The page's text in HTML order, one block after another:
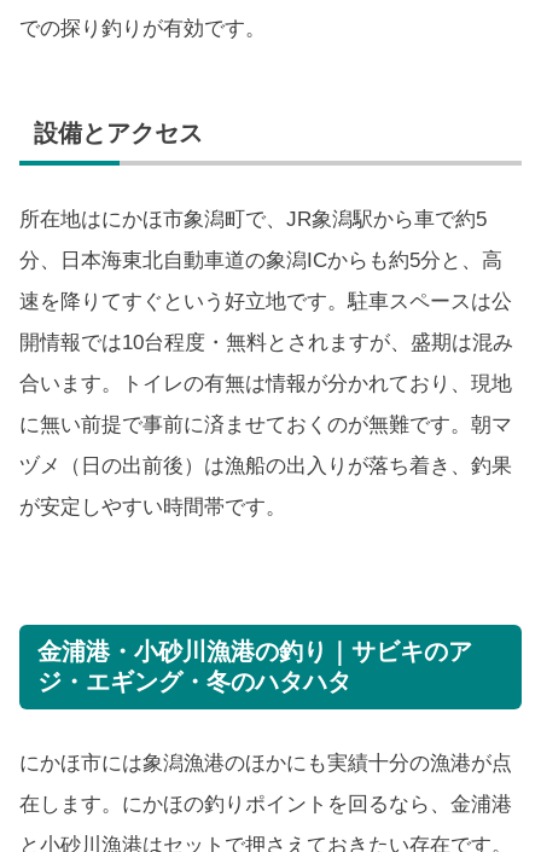
での探り釣りが有効です。
設備とアクセス
所在地はにかほ市象潟町で、JR象潟駅から車で約5
分、日本海東北自動車道の象潟ICからも約5分と、高
速を降りてすぐという好立地です。駐車スペースは公
開情報では10台程度・無料とされますが、盛期は混み
合います。トイレの有無は情報が分かれており、現地
に無い前提で事前に済ませておくのが無難です。朝マ
ヅメ（日の出前後）は漁船の出入りが落ち着き、釣果
が安定しやすい時間帯です。
金浦港・小砂川漁港の釣り｜サビキのア
ジ・エギング・冬のハタハタ
にかほ市には象潟漁港のほかにも実績十分の漁港が点
在します。にかほの釣りポイントを回るなら、金浦港
と小砂川漁港はセットで押さえておきたい存在です。